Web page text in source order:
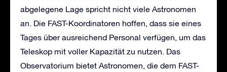
abgelegene Lage spricht nicht viele Astronomen
an. Die FAST-Koordinatoren hoffen, dass sie eines
Tages über ausreichend Personal verfügen, um das
Teleskop mit voller Kapazität zu nutzen. Das
Observatorium bietet Astronomen, die dem FAST-